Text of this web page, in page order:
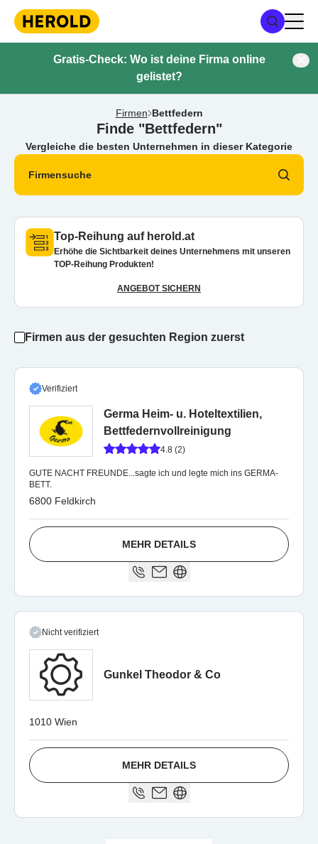
Gratis-Check: Wo ist deine Firma online
gelistet?
Firmen Bettfedern
Finde "Bettfedern"
Vergleiche die besten Unternehmen in dieser Kategorie
Firmensuche
Top-Reihung auf herold.at
Erhöhe die Sichtbarkeit deines Unternehmens mit unseren
TOP-Reihung Produkten!
ANGEBOT SICHERN
Firmen aus der gesuchten Region zuerst
Verifiziert
Germa Heim- u. Hoteltextilien,
Bettfedernvollreinigung
4.8 (2)
GUTE NACHT FREUNDE...sagte ich und legte mich ins GERMA-
BETT.
6800 Feldkirch
MEHR DETAILS
Nicht verifiziert
Gunkel Theodor & Co
1010 Wien
MEHR DETAILS